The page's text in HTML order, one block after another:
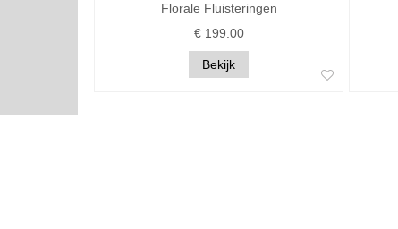
Florale Fluisteringen
€ 199.00
Bekijk